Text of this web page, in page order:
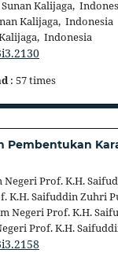
Kalijaga,
Kalijaga, Indonesia
Indonesia
: 57 times
Pembentukan
Negeri Prof. K.H.
K.H. Saifuddin Zuhri
Negeri Prof. K.H.
Prof. K.H.